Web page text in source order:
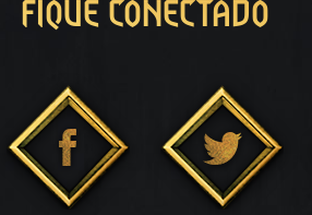
FIQUE CONECTADO